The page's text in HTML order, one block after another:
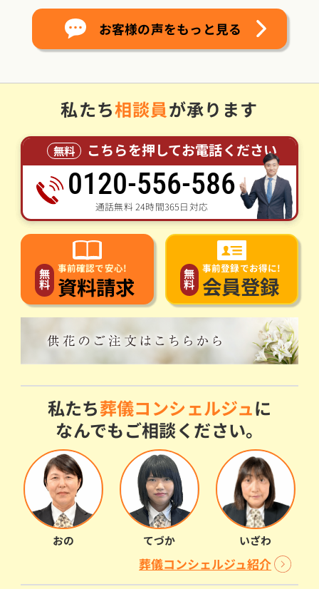
お客様の声をもっと見る
私たち相談員が承ります
無料 こちらを押してお電話ください
0120-556-586
通話無料 24時間365日対応
無
料
事前確認で安心!
資料請求 無
料
事前登録でお得に!
会員登録
おの てづか いざわ
私たち葬儀コンシェルジュに
なんでもご相談ください。
葬儀コンシェルジュ紹介